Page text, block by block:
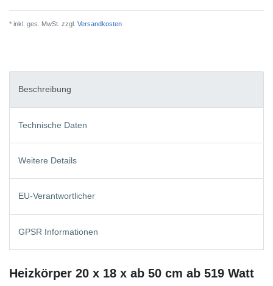
* inkl. ges. MwSt. zzgl. Versandkosten
Beschreibung
Technische Daten
Weitere Details
EU-Verantwortlicher
GPSR Informationen
Heizkörper 20 x 18 x ab 50 cm ab 519 Watt